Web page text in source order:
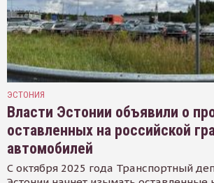
ЭСТОНИЯ
Власти Эстонии объявили о
оставленных на российской
автомобилей
С октября 2025 года Транспортный